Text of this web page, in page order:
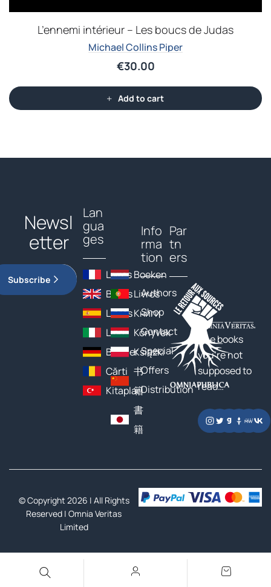
L’ennemi intérieur – Les boucs de Judas
Michael Collins Piper
€30.00
Add to cart
Newsl
etter
Subscribe
Lan
gua
ges
Livres
Books
Libros
Libri
Bücher
Cărți
Kitaplar
Boeken
Livros
Книги
Könyvek
Książki
书
籍
書
籍
Info
rma
tion
Authors
Shop
Contact
Special
Offers
Distribution
Par
tn
ers
The books
you’re not
supposed to
read…
© Copyright 2026 | All Rights
Reserved |Omnia Veritas
Limited